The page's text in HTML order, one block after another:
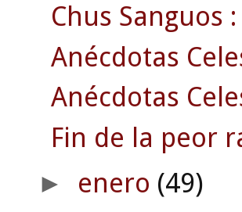
Chus Sanguos
Anécdotas
Anécdotas
Fin de la peor
► enero (49)